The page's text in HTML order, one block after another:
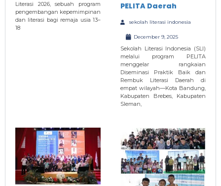
Literasi 2026, sebuah program
pengembangan kepemimpinan
dan literasi bagi remaja usia 13–
18
PELITA Daerah
sekolah literasi indonesia
December 9, 2025
Sekolah Literasi Indonesia (SLI)
melalui program PELITA
menggelar rangkaian
Diseminasi Praktik Baik dan
Rembuk Literasi Daerah di
empat wilayah—Kota Bandung,
Kabupaten Brebes, Kabupaten
Sleman,